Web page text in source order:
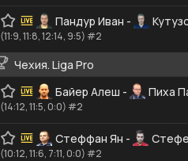
Пандур Иван -
(11:9, 11:8, 12:14, 9:5) #2
Чехия. Liga Pro
Байер Алеш - Пиха
(14:12, 11:5, 0:0) #2
Стеффан Ян -
(10:12, 11:6, 7:11, 0:0) #2